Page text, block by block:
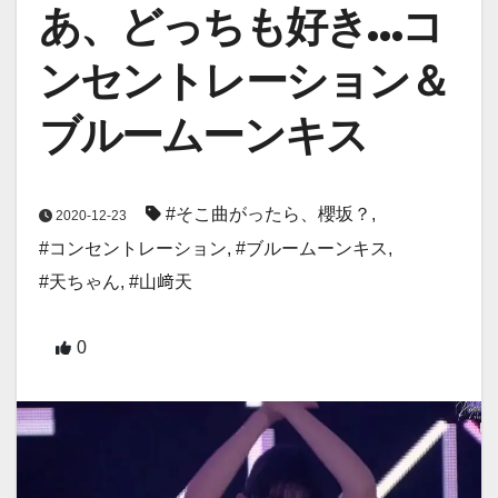
あ、どっちも好き…コ
ンセントレーション＆
ブルームーンキス
2020-12-23 #そこ曲がったら、櫻坂？ ,
#コンセントレーション, #ブルームーンキス,
#天ちゃん, #山﨑天
0